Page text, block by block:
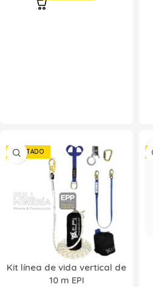
AGOTADO
Kit línea de vida vertical de
10 m EPI